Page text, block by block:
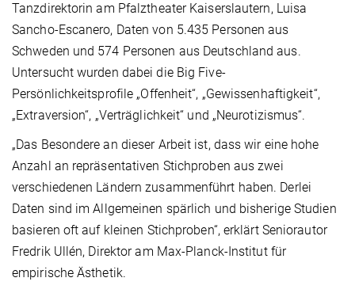
Tanzdirektorin am Pfalztheater Kaiserslautern, Luisa
Sancho-Escanero, Daten von 5.435 Personen aus
Schweden und 574 Personen aus Deutschland aus.
Untersucht wurden dabei die Big Five-
Persönlichkeitsprofile „Offenheit“, „Gewissenhaftigkeit“,
„Extraversion“, „Verträglichkeit“ und „Neurotizismus“.
„Das Besondere an dieser Arbeit ist, dass wir eine hohe
Anzahl an repräsentativen Stichproben aus zwei
verschiedenen Ländern zusammenführt haben. Derlei
Daten sind im Allgemeinen spärlich und bisherige Studien
basieren oft auf kleinen Stichproben“, erklärt Seniorautor
Fredrik Ullén, Direktor am Max-Planck-Institut für
empirische Ästhetik.